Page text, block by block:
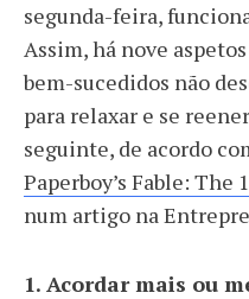
segunda-feira,
Assim, há nove
bem-sucedidos não
para relaxar e se
seguinte, de acordo
Paperboy’s Fable: The
num artigo na
1. Acordar mais ou